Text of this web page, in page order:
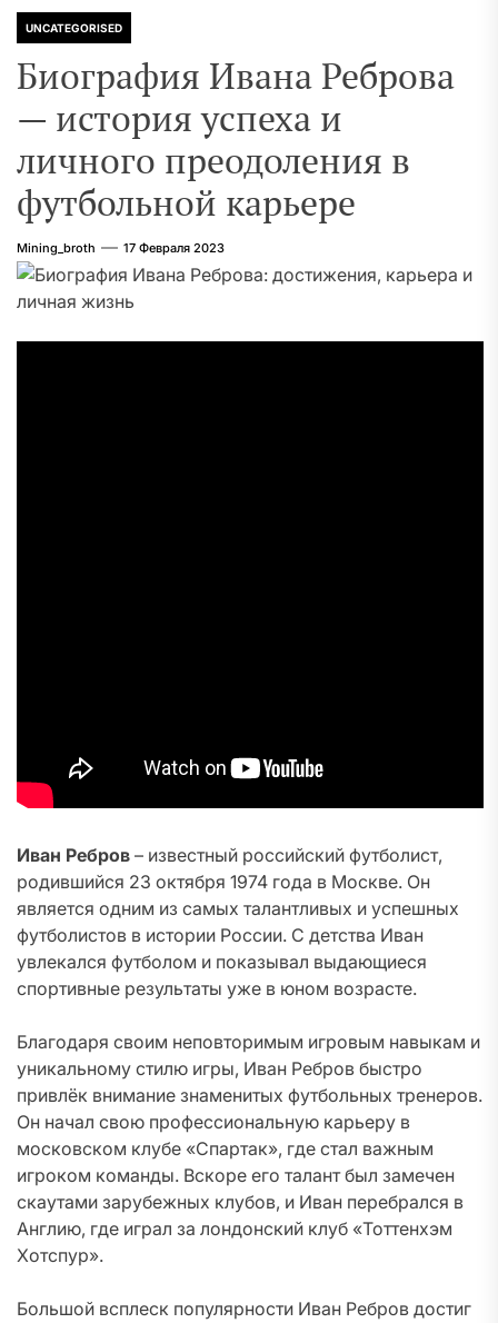
UNCATEGORISED
Биография Ивана Реброва
— история успеха и
личного преодоления в
футбольной карьере
Mining_broth 17 Февраля 2023
Иван Ребров – известный российский футболист,
родившийся 23 октября 1974 года в Москве. Он
является одним из самых талантливых и успешных
футболистов в истории России. С детства Иван
увлекался футболом и показывал выдающиеся
спортивные результаты уже в юном возрасте.
Благодаря своим неповторимым игровым навыкам и
уникальному стилю игры, Иван Ребров быстро
привлёк внимание знаменитых футбольных тренеров.
Он начал свою профессиональную карьеру в
московском клубе «Спартак», где стал важным
игроком команды. Вскоре его талант был замечен
скаутами зарубежных клубов, и Иван перебрался в
Англию, где играл за лондонский клуб «Тоттенхэм
Хотспур».
Большой всплеск популярности Иван Ребров достиг